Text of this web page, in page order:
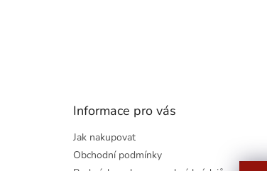
Informace pro vás
Jak nakupovat
Obchodní podmínky